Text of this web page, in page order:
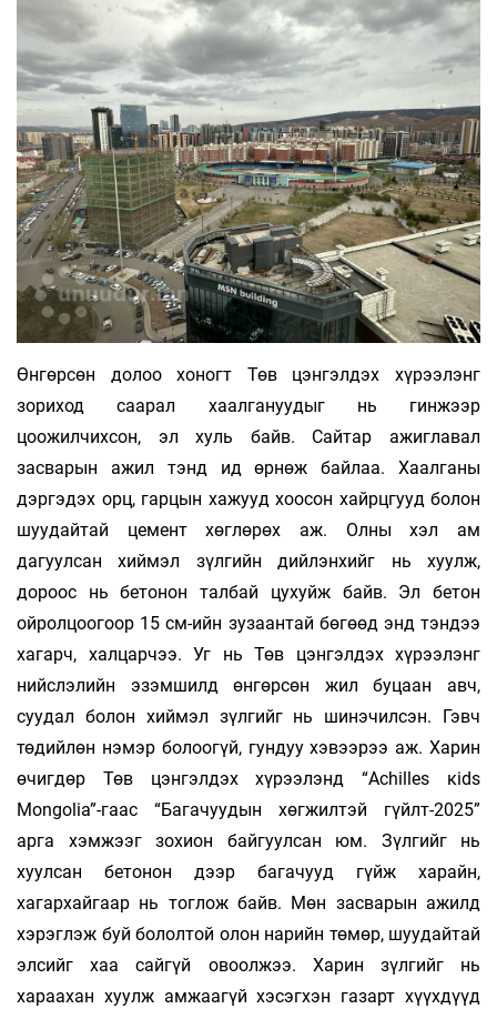
Өнгөрсөн долоо хоногт Төв цэнгэлдэх хүрээлэнг
зориход саарал хаалгануудыг нь гинжээр
цоожилчихсон, эл хуль байв. Сайтар ажиглавал
засварын ажил тэнд ид өрнөж байлаа. Хаалганы
дэргэдэх орц, гарцын хажууд хоосон хайрцгууд болон
шуудайтай цемент хөглөрөх аж. Олны хэл ам
дагуулсан хиймэл зүлгийн дийлэнхийг нь хуулж,
дороос нь бетонон талбай цухуйж байв. Эл бетон
ойролцоогоор 15 см-ийн зузаантай бөгөөд энд тэндээ
хагарч, халцарчээ. Уг нь Төв цэнгэлдэх хүрээлэнг
нийслэлийн эзэмшилд өнгөрсөн жил буцаан авч,
суудал болон хиймэл зүлгийг нь шинэчилсэн. Гэвч
төдийлөн нэмэр болоогүй, гундуу хэвээрээ аж. Харин
өчигдөр Төв цэнгэлдэх хүрээлэнд “Achilles кids
Mongolia”-гаас “Багачуудын хөгжилтэй гүйлт-2025”
арга хэмжээг зохион байгуулсан юм. Зүлгийг нь
хуулсан бетонон дээр багачууд гүйж харайн,
хагархайгаар нь тоглож байв. Мөн засварын ажилд
хэрэглэж буй бололтой олон нарийн төмөр, шуудайтай
элсийг хаа сайгүй овоолжээ. Харин зүлгийг нь
хараахан хуулж амжаагүй хэсэгхэн газарт хүүхдүүд